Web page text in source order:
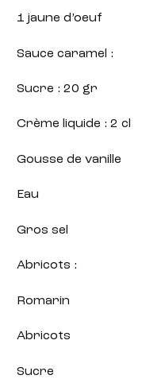
1 jaune d’oeuf
Sauce caramel :
Sucre : 20 gr
Crème liquide : 2 cl
Gousse de vanille
Eau
Gros sel
Abricots :
Romarin
Abricots
Sucre